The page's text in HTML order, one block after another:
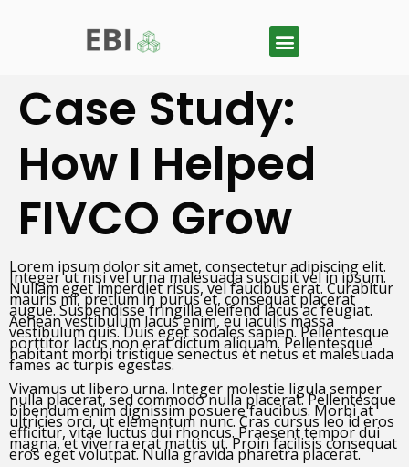
Case Study:
How I Helped
FIVCO Grow
Lorem ipsum dolor sit amet, consectetur adipiscing elit.
Integer ut nisi vel urna malesuada suscipit vel in ipsum.
Nullam eget imperdiet risus, vel faucibus erat. Curabitur
mauris mi, pretium in purus et, consequat placerat
augue. Suspendisse fringilla eleifend lacus ac feugiat.
Aenean vestibulum lacus enim, eu iaculis massa
vestibulum quis. Duis eget sodales sapien. Pellentesque
porttitor lacus non erat dictum aliquam. Pellentesque
habitant morbi tristique senectus et netus et malesuada
fames ac turpis egestas.
Vivamus ut libero urna. Integer molestie ligula semper
nulla placerat, sed commodo nulla placerat. Pellentesque
bibendum enim dignissim posuere faucibus. Morbi at
ultricies orci, ut elementum nunc. Cras cursus leo id eros
efficitur, vitae luctus dui rhoncus. Praesent tempor dui
magna, et viverra erat mattis ut. Proin facilisis consequat
eros eget volutpat. Nulla gravida pharetra placerat.